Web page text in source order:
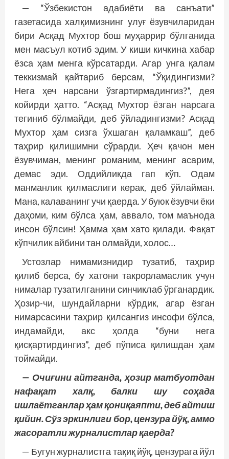
— “Ўзбекистон адабиёти ва санъати”
газетасида халқимизнинг улуғ ёзувчиларидан
бири Асқад Мухтор бош муҳаррир бўлганида
мен масъул котиб эдим. У киши кичкина хабар
ёзса ҳам менга кўрсатарди. Агар унга қалам
теккизмай қайтариб берсам, “Ўқидингизми?
Нега ҳеч нарсани ўзгартирмадингиз?”, дея
койирди ҳатто. “Асқад Мухтор ёзган нарсага
тегиниб бўлмайди, деб ўйладингизми? Асқад
Мухтор ҳам сизга ўхшаган қаламкаш”, деб
таҳрир қилишимни сўрарди. Ҳеч қачон мен
ёзувчиман, менинг романим, менинг асарим,
демас эди. Оддийликда гап кўп. Одам
манманлик қилмаслиги керак, деб ўйлайман.
Мана, калаванинг учи қаерда. У буюк ёзувчи ёки
даҳоми, ким бўлса ҳам, аввало, том маънода
инсон бўлсин! Ҳамма ҳам хато қилади. Фақат
кўпчилик айбини тан олмайди, холос…
Устозлар нимамизнидир тузатиб, таҳрир
қилиб берса, бу хатони такрорламаслик учун
нималар тузатилганини синчиклаб ўрганардик.
Ҳозир-чи, шундайларни кўрдик, агар ёзган
нимарсасини таҳрир қилсангиз инсофи бўлса,
индамайди, акс ҳолда “буни нега
қисқартирдингиз”, деб пўписа қилишдан ҳам
тоймайди.
— Очиғини айтганда, ҳозир матбуотдан
нафақат халқ, балки шу соҳада
ишлаётганлар ҳам қониқаяпти, деб айтиш
қийин. Сўз эркинлиги бор, цензура йўқ, аммо
жасоратли журналистлар қаерда?
— Бугун журналистга тақиқ йўқ, цензурага йўл